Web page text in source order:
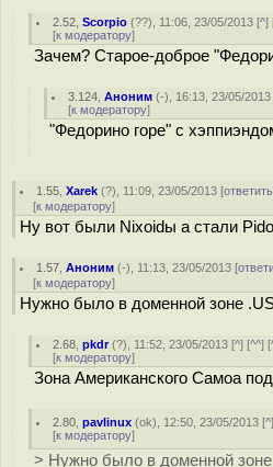
2.52 ,Scorpio (??), 11:06, 23/05/2013 [^]
[к модератору]
Зачем? Старое-доброе
3.124 ,Аноним (-), 16:13, 23/05/2013
[к модератору]
"Федорино горе" с
1.55 ,Xarek (?), 11:09, 23/05/2013 [ответить
[к модератору]
Ну вот были Nixoidы а стали
1.57 ,Аноним (-), 11:13, 23/05/2013 [
[к модератору]
Нужно было в доменной зоне .US
2.68 ,pkdr(?), 11:52, 23/05/2013 [^] [^^] [
[к модератору]
Зона Американского Самоа
2.80 ,pavlinux (ok), 12:50, 23/05/2013 [^
[к модератору]
> Нужно было в доменной зоне